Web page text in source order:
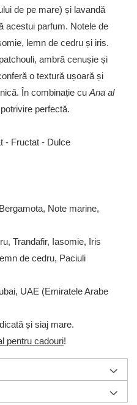
de pe mare) și lavandă
acestui parfum. Notele de
lemn de cedru și iris.
ambră cenușie și
o textură ușoară și
În combinație cu Ana al
perfectă.
- Fructat - Dulce
Note marine,
Trandafir, Iasomie, Iris
de cedru, Paciuli
UAE (Emiratele Arabe
și siaj mare.
pentru cadouri!